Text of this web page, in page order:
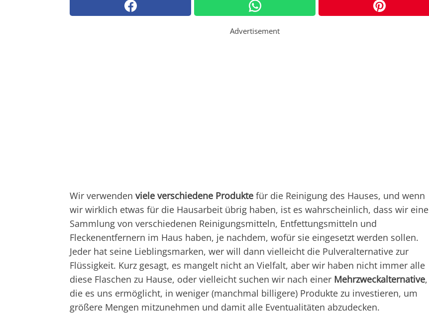
Advertisement
Wir verwenden viele verschiedene Produkte für die Reinigung des Hauses, und wenn
wir wirklich etwas für die Hausarbeit übrig haben, ist es wahrscheinlich, dass wir eine
Sammlung von verschiedenen Reinigungsmitteln, Entfettungsmitteln und
Fleckenentfernern im Haus haben, je nachdem, wofür sie eingesetzt werden sollen.
Jeder hat seine Lieblingsmarken, wer will dann vielleicht die Pulveralternative zur
Flüssigkeit. Kurz gesagt, es mangelt nicht an Vielfalt, aber wir haben nicht immer alle
diese Flaschen zu Hause, oder vielleicht suchen wir nach einer Mehrzweckalternative,
die es uns ermöglicht, in weniger (manchmal billigere) Produkte zu investieren, um
größere Mengen mitzunehmen und damit alle Eventualitäten abzudecken.